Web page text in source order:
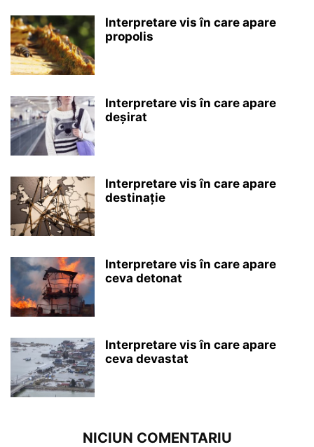
Interpretare vis în care apare
propolis
Interpretare vis în care apare
deșirat
Interpretare vis în care apare
destinație
Interpretare vis în care apare
ceva detonat
Interpretare vis în care apare
ceva devastat
NICIUN COMENTARIU